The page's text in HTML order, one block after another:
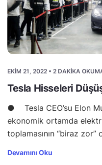
EKIM 21, 2022 • 2 DAKIKA
Tesla Hisseleri
● Tesla CEO’su Elon
ekonomik ortamda
toplamasının “biraz zor”
Devamını Oku